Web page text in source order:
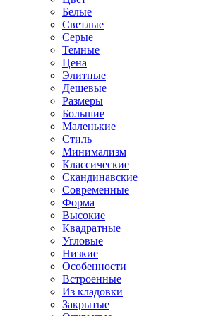
Белые
Светлые
Серые
Темные
Цена
Элитные
Дешевые
Размеры
Большие
Маленькие
Стиль
Минимализм
Классические
Скандинавские
Современные
Форма
Высокие
Квадратные
Угловые
Низкие
Особенности
Встроенные
Из кладовки
Закрытые